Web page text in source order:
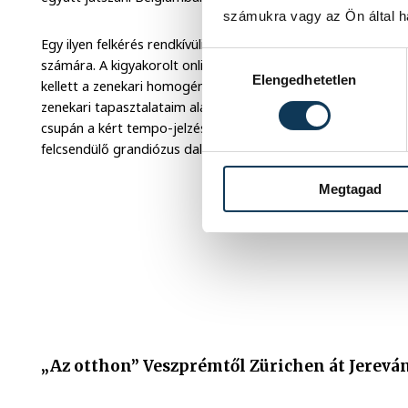
számukra vagy az Ön által
Hozzájárulás kiválasztása
Elengedhetetlen
Megtagad
Egy ilyen felkérés rendkívüli felelősség is. „A közös
számára. A kigyakorolt online kamara, valamint
kellett a zenekari homogén hangzást produkálnom
zenekari tapasztalataim alapján ismerem a különböző
csupán a kért tempo-jelzés alapján játszottam fel
felcsendülő grandiózus dallam vezérívére.”
„Az otthon” Veszprémtől Zürichen át